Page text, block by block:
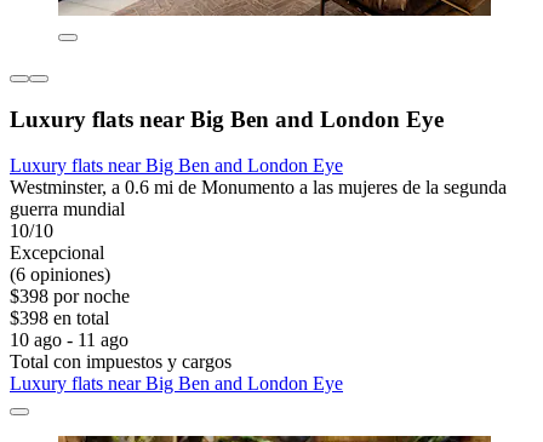
Luxury flats near Big Ben and London Eye
Luxury flats near Big Ben and London Eye
Westminster, a 0.6 mi de Monumento a las mujeres de la segunda
guerra mundial
10/10
Excepcional
(6 opiniones)
$398 por noche
$398 en total
10 ago - 11 ago
Total con impuestos y cargos
Luxury flats near Big Ben and London Eye